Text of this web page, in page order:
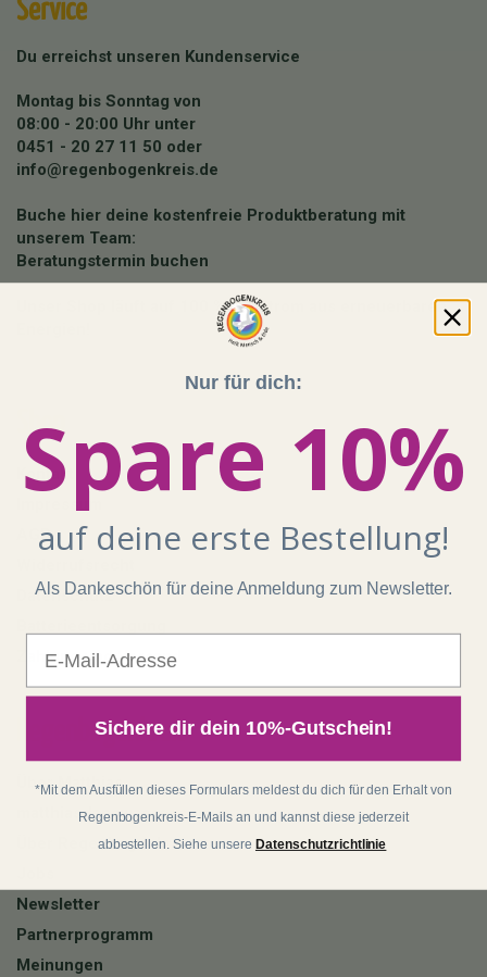
Du erreichst unseren Kundenservice
Montag bis Sonntag von
08:00 - 20:00 Uhr unter
0451 - 20 27 11 50 oder
info@regenbogenkreis.de
Buche hier deine kostenfreie Produktberatung mit
unserem Team:
Beratungstermin buchen
Unser Shop läuft auf 100 % Ökostrom aus erneuerbaren
Shop
Kontakt
AGB
Datenschutz
Zahlung und Versand
Regenbogenkreis
Über Matthias
matthias-langwasser.com
Über Regenbogenkreis
Newsletter
Partnerprogramm
Meinungen
Nur für dich:
Spare 10%
auf deine erste Bestellung!
Als Dankeschön für deine Anmeldung zum Newsletter.
Sichere dir dein 10%-Gutschein!
*Mit dem Ausfüllen dieses Formulars meldest du dich für den Erhalt von
Regenbogenkreis-E-Mails an und kannst diese jederzeit
abbestellen. Siehe unsere Datenschutzrichtlinie